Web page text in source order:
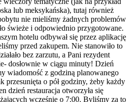
lub meksykańska), tutaj również
nie mieliśmy żadnych problemów
świeże i odpowiednio przygotowane.
hotelu odbywał się przez aplikację
przed zakupem. Nie stanowiło to
bez zarzutu, a Pani rezydent
dosłownie w ciągu minuty! Dzień
wiadomość z godziną planowanego
przesunięta o pół godziny, żeby każdy
dzień restauracja otworzyła się
wcześnie o 7:00. Byliśmy za to